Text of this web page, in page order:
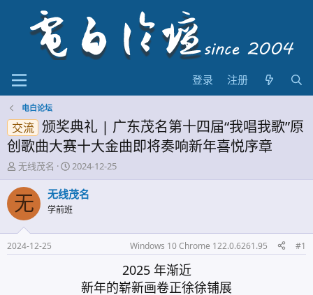
登录 注册
电白论坛
交流 颁奖典礼 | 广东茂名第十四届“我唱我歌”原
创歌曲大赛十大金曲即将奏响新年喜悦序章
主
题
发
起
人
无线茂名
开
始
时
间
2024-12-25
无 无线茂名
学前班
2024-12-25 Windows 10 Chrome 122.0.6261.95 #1
2025 年渐近
新年的崭新画卷正徐徐铺展